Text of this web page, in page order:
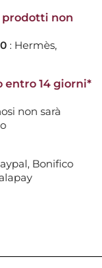
prodotti non
: Hermès,
entro 14 giorni*
non sarà
Bonifico